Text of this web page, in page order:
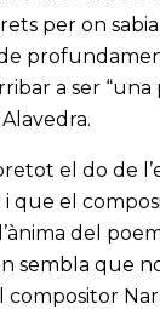
per on
a ser
el do de
que el
del
sembla que
compositor